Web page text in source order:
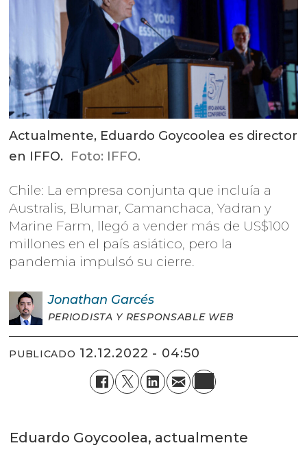
Actualmente, Eduardo Goycoolea es director
en IFFO. Foto: IFFO.
Chile: La empresa conjunta que incluía a
Australis, Blumar, Camanchaca, Yadran y
Marine Farm, llegó a vender más de US$100
millones en el país asiático, pero la
pandemia impulsó su cierre.
Jonathan Garcés
PERIODISTA Y RESPONSABLE WEB
PUBLICADO 12.12.2022 - 04:50
Eduardo Goycoolea, actualmente